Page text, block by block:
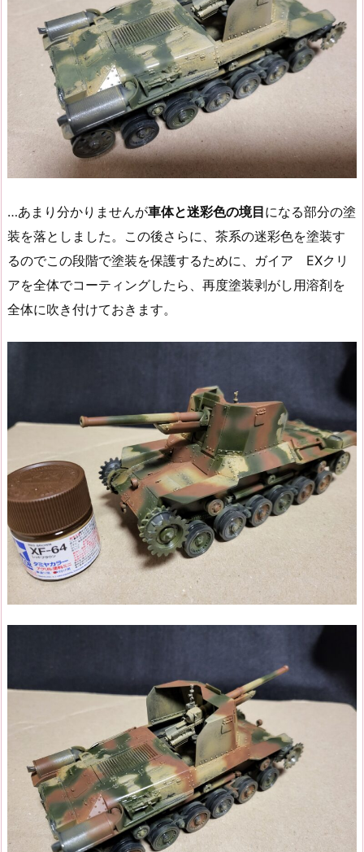
…あまり分かりませんが車体と迷彩色の境目になる部分の塗
装を落としました。この後さらに、茶系の迷彩色を塗装す
るのでこの段階で塗装を保護するために、ガイア EXクリ
アを全体でコーティングしたら、再度塗装剥がし用溶剤を
全体に吹き付けておきます。